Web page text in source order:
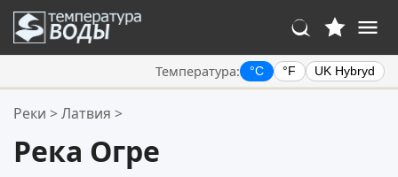
Температура: °C °F UK Hybryd
Ваше избранное:
Реки >Латвия >
Река Огре